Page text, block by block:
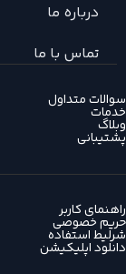
درباره ما
تماس با ما
سوالات متداول
خدمات
وبلاگ
پشتیبانی
راهنمای کاربر
حریم خصوصی
شرلیط استفاده
دانلود اپلیکیشن